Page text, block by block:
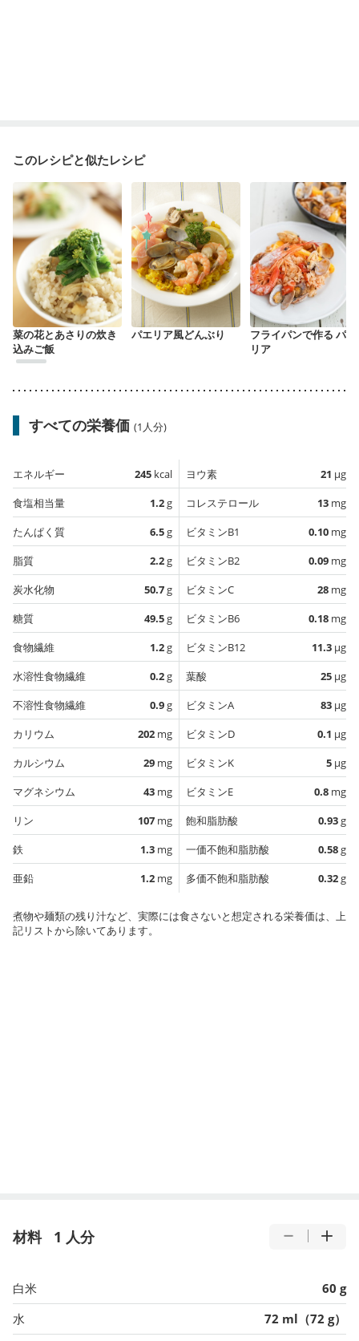
このレシピと似たレシピ
菜の花とあさりの炊き
込みご飯
パエリア風どんぶり
フライパンで作る パエ
リア
すべての栄養価 (1人分)
エネルギー 245 kcal
食塩相当量
1.2g
たんぱく質
6.5g
脂質
2.2g
炭水化物
50.7g
糖質
49.5g
食物繊維
1.2g
水溶性食物繊維
0.2g
不溶性食物繊維
0.9g
カリウム
202 mg
カルシウム
29 mg
マグネシウム
43 mg
リン
107 mg
鉄
1.3 mg
亜鉛
1.2 mg
ヨウ素 21 µg
コレステロール
13 mg
ビタミンB1
0.10 mg
ビタミンB2
0.09 mg
ビタミンC
28 mg
ビタミンB6
0.18 mg
ビタミンB12
11.3 µg
葉酸
25 µg
ビタミンA
83 µg
ビタミンD
0.1 µg
ビタミンK
5 µg
ビタミンE
0.8 mg
飽和脂肪酸
0.93g
一価不飽和脂肪酸
0.58g
多価不飽和脂肪酸
0.32g
煮物や麺類の残り汁など、実際には食さないと想定される栄養価は、上
記リストから除いてあります。
材料 1 人分
白米
60 g
水
72 ml（72 g）